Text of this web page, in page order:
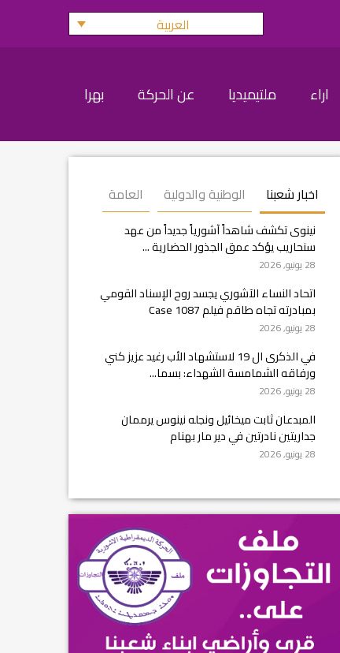
العربية
اراء ملتيميديا عن الحركة بهرا
اخبار شعبنا الوطنية والدولية العامة
نينوى تكشف شاهداً آشورياً جديداً من عهد
سنحاريب يؤكد عمق الجذور الحضارية ...
28 يونيو, 2026
اتحاد النساء الآشوري يجسد روح الإسناد القومي
بمبادرته تجاه طاقم فيلم Case 1087
28 يونيو, 2026
في الذكرى ال 19 لاستشهاد الأب رغيد عزيز كني
ورفاقه الشمامسة الشهداء: بسما...
28 يونيو, 2026
المبدعان ثابت ميخائيل ونجله نينوس يرممان
جداريتين نادرتين في دير مار بهنام
28 يونيو, 2026